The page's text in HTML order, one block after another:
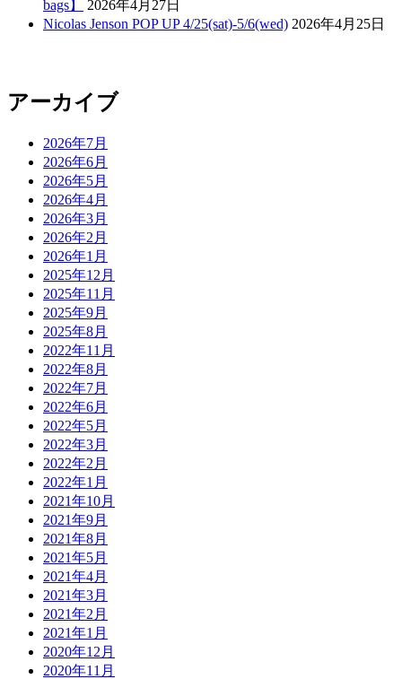
bags】
2026年4月27日
Nicolas Jenson POP UP 4/25(sat)-5/6(wed) 2026年4月25日
アーカイブ
2026年7月
2026年6月
2026年5月
2026年4月
2026年3月
2026年2月
2026年1月
2025年12月
2025年11月
2025年9月
2025年8月
2022年11月
2022年8月
2022年7月
2022年6月
2022年5月
2022年3月
2022年2月
2022年1月
2021年10月
2021年9月
2021年8月
2021年5月
2021年4月
2021年3月
2021年2月
2021年1月
2020年12月
2020年11月